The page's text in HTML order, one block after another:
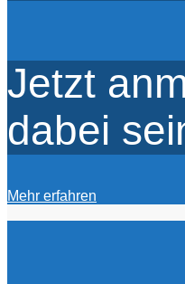
Jetzt
dabei
Mehr erfahren